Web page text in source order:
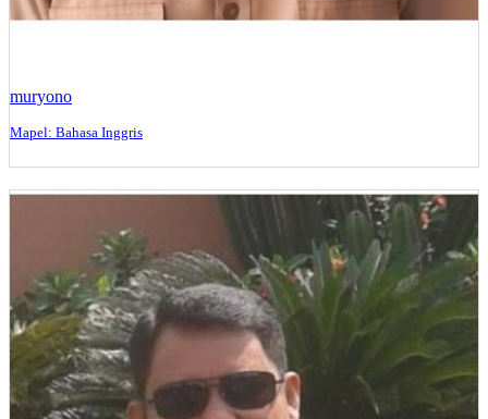
muryono
Mapel: Bahasa Inggris